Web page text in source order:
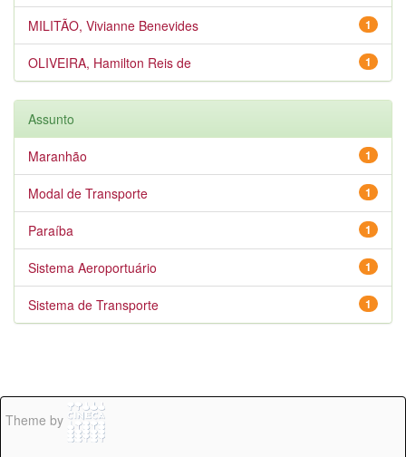
1
MILITÃO, Vivianne Benevides
1
OLIVEIRA, Hamilton Reis de
Assunto
1
Maranhão
1
Modal de Transporte
1
Paraíba
1
Sistema Aeroportuário
1
Sistema de Transporte
Theme by